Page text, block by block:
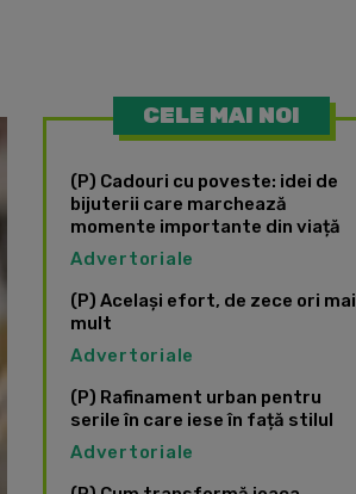
CELE MAI NOI
(P) Cadouri cu poveste: idei de
bijuterii care marchează
momente importante din viață
Advertoriale
(P) Același efort, de zece ori mai
mult
Advertoriale
(P) Rafinament urban pentru
serile în care iese în față stilul
Advertoriale